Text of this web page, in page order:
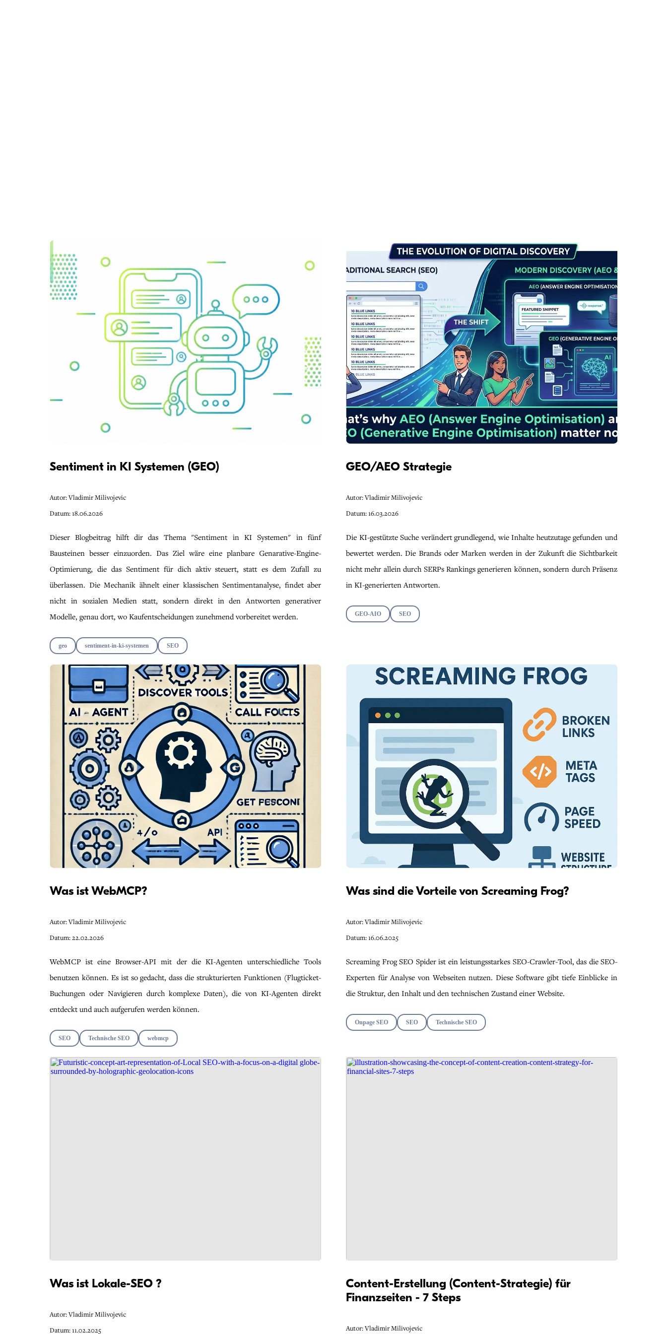
Sentiment in KI Systemen (GEO)
Autor: Vladimir Milivojevic
Datum: 18.06.2026
Dieser Blogbeitrag hilft dir das Thema "Sentiment in KI Systemen" in fünf
Bausteinen besser einzuorden. Das Ziel wäre eine planbare Genarative-Engine-
Optimierung, die das Sentiment für dich aktiv steuert, statt es dem Zufall zu
überlassen. Die Mechanik ähnelt einer klassischen Sentimentanalyse, findet aber
nicht in sozialen Medien statt, sondern direkt in den Antworten generativer
Modelle, genau dort, wo Kaufentscheidungen zunehmend vorbereitet werden.
geo sentiment-in-ki-systemen SEO
GEO/AEO Strategie
Autor: Vladimir Milivojevic
Datum: 16.03.2026
Die KI-gestützte Suche verändert grundlegend, wie Inhalte heutzutage gefunden und
bewertet werden. Die Brands oder Marken werden in der Zukunft die Sichtbarkeit
nicht mehr allein durch SERPs Rankings generieren können, sondern durch Präsenz
in KI-generierten Antworten.
GEO-AIO SEO
Was ist WebMCP?
Autor: Vladimir Milivojevic
Datum: 22.02.2026
WebMCP ist eine Browser-API mit der die KI-Agenten unterschiedliche Tools
benutzen können. Es ist so gedacht, dass die strukturierten Funktionen (Flugticket-
Buchungen oder Navigieren durch komplexe Daten), die von KI-Agenten direkt
entdeckt und auch aufgerufen werden können.
SEO Technische SEO webmcp
Was sind die Vorteile von Screaming Frog?
Autor: Vladimir Milivojevic
Datum: 16.06.2025
Screaming Frog SEO Spider ist ein leistungsstarkes SEO-Crawler-Tool, das die SEO-
Experten für Analyse von Webseiten nutzen. Diese Software gibt tiefe Einblicke in
die Struktur, den Inhalt und den technischen Zustand einer Website.
Onpage SEO SEO Technische SEO
Was ist Lokale-SEO ?
Autor: Vladimir Milivojevic
Datum: 11.02.2025
Content-Erstellung (Content-Strategie) für
Finanzseiten - 7 Steps
Autor: Vladimir Milivojevic